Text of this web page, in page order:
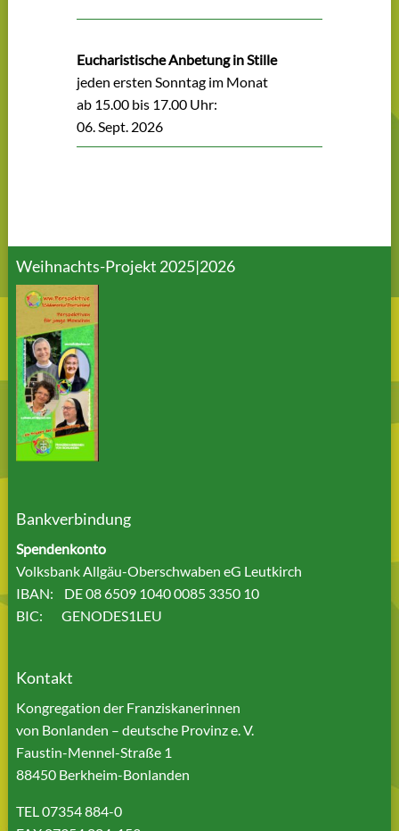
Eucharistische Anbetung in Stille
jeden ersten Sonntag im Monat
ab 15.00 bis 17.00 Uhr:
06. Sept. 2026
Weihnachts-Projekt 2025|2026
Bankverbindung
Spendenkonto
Volksbank Allgäu-Oberschwaben eG Leutkirch
IBAN: DE 08 6509 1040 0085 3350 10
BIC: GENODES1LEU
Kontakt
Kongregation der Franziskanerinnen
von Bonlanden – deutsche Provinz e. V.
Faustin-Mennel-Straße 1
88450 Berkheim-Bonlanden
TEL 07354 884-0